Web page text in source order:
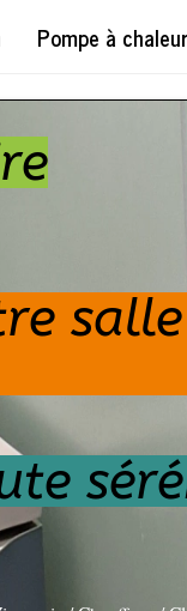
Pompe à chaleur